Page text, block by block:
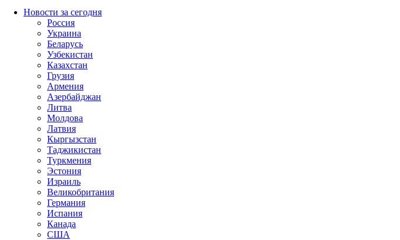
Новости за сегодня
Россия
Украина
Беларусь
Узбекистан
Казахстан
Грузия
Армения
Азербайджан
Литва
Молдова
Латвия
Кыргызстан
Таджикистан
Туркмения
Эстония
Израиль
Великобритания
Германия
Испания
Канада
США